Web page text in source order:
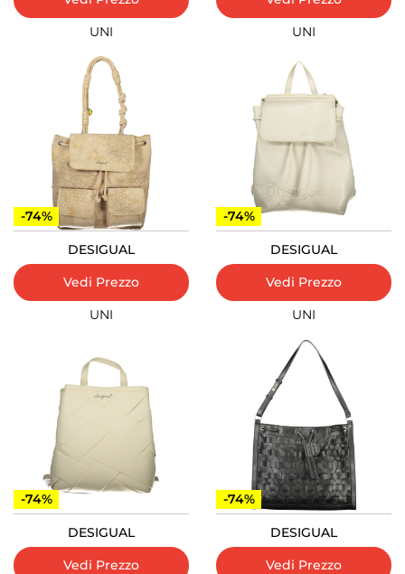
UNI
UNI
-74%
DESIGUAL
Vedi Prezzo
UNI
-74%
DESIGUAL
Vedi Prezzo
UNI
-74%
DESIGUAL
Vedi Prezzo
-74%
DESIGUAL
Vedi Prezzo